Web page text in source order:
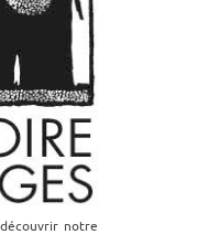
notre